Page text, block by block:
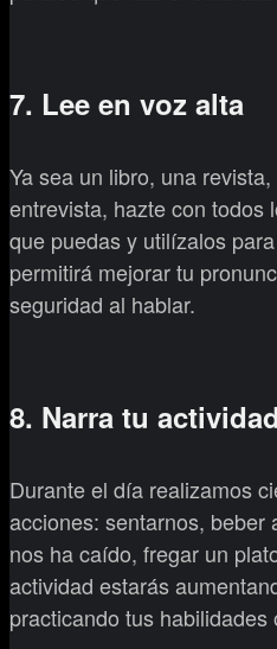
7. Lee en voz alta
Ya sea un libro, una
entrevista, hazte con todos
que puedas y utilízalos
permitirá mejorar tu
seguridad al hablar.
8. Narra tu
Durante el día realizamos
acciones: sentarnos, beber
nos ha caído, fregar un
actividad estarás
practicando tus habilidades